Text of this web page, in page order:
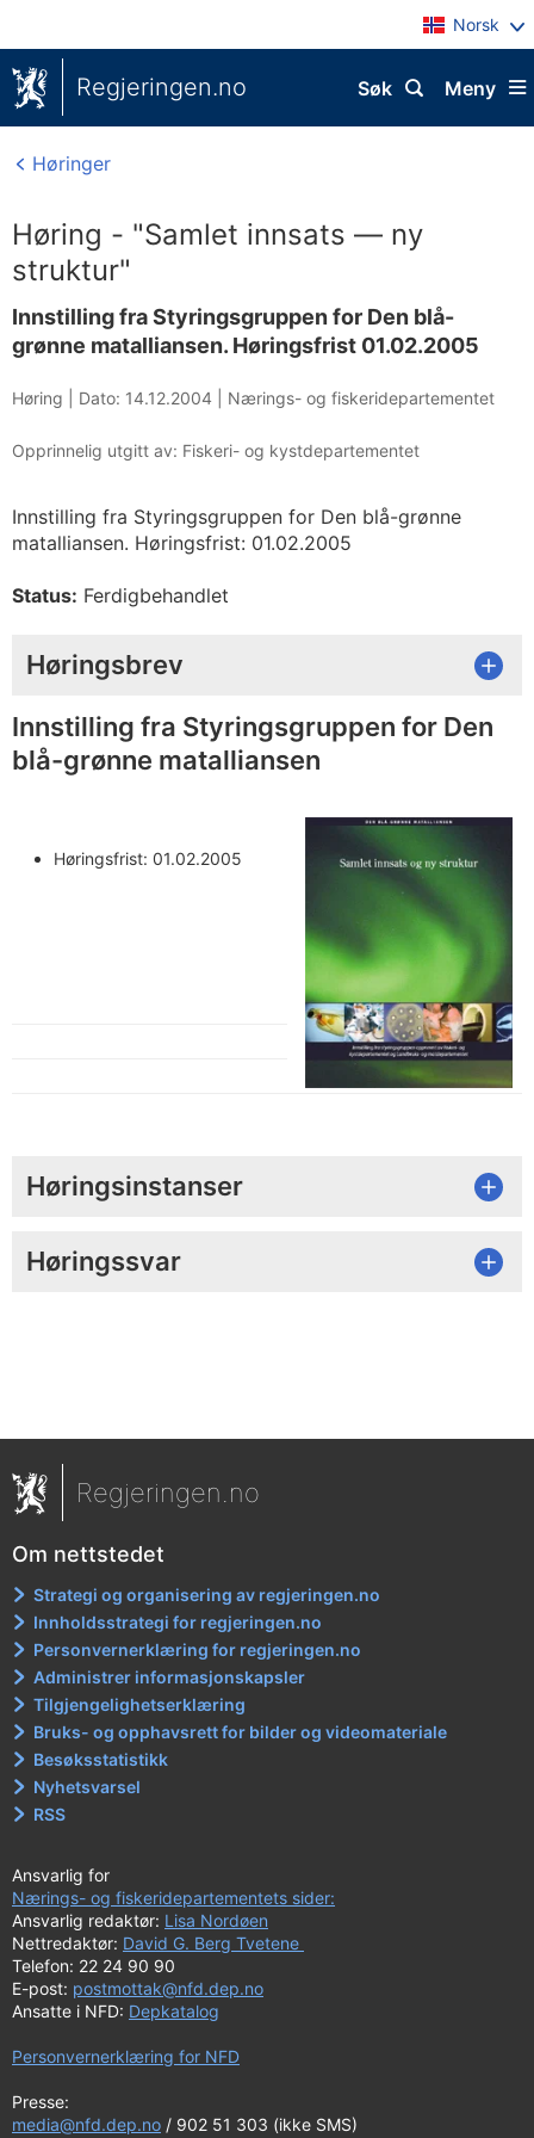
Norsk
Regjeringen.no Meny
Søk
Høringer
Høring - "Samlet innsats — ny
struktur"
Innstilling fra Styringsgruppen for Den blå-
grønne matalliansen. Høringsfrist 01.02.2005
Høring | Dato: 14.12.2004 Nærings- og fiskeridepartementet
Opprinnelig utgitt av: Fiskeri- og kystdepartementet
Innstilling fra Styringsgruppen for Den blå-grønne
matalliansen. Høringsfrist: 01.02.2005
Status: Ferdigbehandlet
Høringsbrev
Innstilling fra Styringsgruppen for Den
blå-grønne matalliansen
Høringsfrist: 01.02.2005
Høringsinstanser
Høringssvar
Regjeringen.no
Om nettstedet
Strategi og organisering av regjeringen.no
Innholdsstrategi for regjeringen.no
Personvernerklæring for regjeringen.no
Administrer informasjonskapsler
Tilgjengelighetserklæring
Bruks- og opphavsrett for bilder og videomateriale
Besøksstatistikk
Nyhetsvarsel
RSS
Ansvarlig for
Nærings- og fiskeridepartementets sider:
Ansvarlig redaktør: Lisa Nordøen
Nettredaktør: David G. Berg Tvetene
Telefon: 22 24 90 90
E-post: postmottak@nfd.dep.no
Ansatte i NFD: Depkatalog
Personvernerklæring for NFD
Presse:
media@nfd.dep.no / 902 51 303 (ikke SMS)